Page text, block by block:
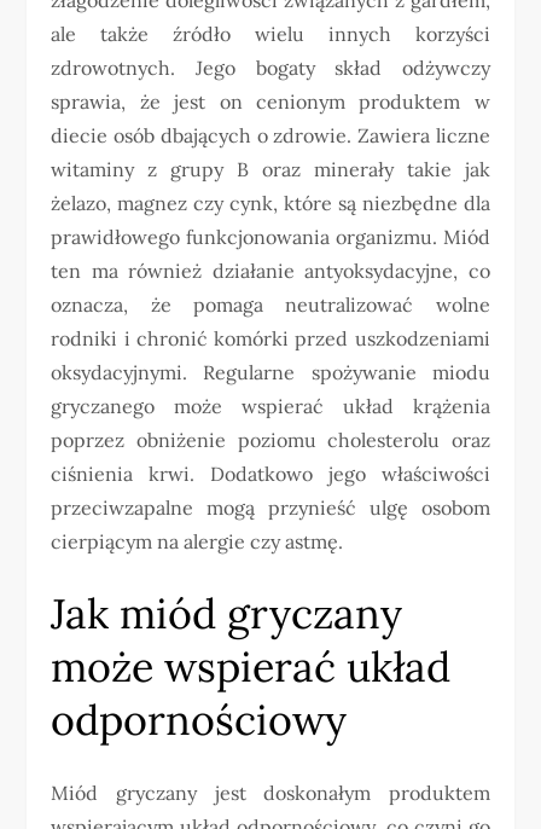
ale także źródło wielu innych korzyści
zdrowotnych. Jego bogaty skład odżywczy
sprawia, że jest on cenionym produktem w
diecie osób dbających o zdrowie. Zawiera liczne
witaminy z grupy B oraz minerały takie jak
żelazo, magnez czy cynk, które są niezbędne dla
prawidłowego funkcjonowania organizmu. Miód
ten ma również działanie antyoksydacyjne, co
oznacza, że pomaga neutralizować wolne
rodniki i chronić komórki przed uszkodzeniami
oksydacyjnymi. Regularne spożywanie miodu
gryczanego może wspierać układ krążenia
poprzez obniżenie poziomu cholesterolu oraz
ciśnienia krwi. Dodatkowo jego właściwości
przeciwzapalne mogą przynieść ulgę osobom
cierpiącym na alergie czy astmę.
Jak miód gryczany
może wspierać układ
odpornościowy
Miód gryczany jest doskonałym produktem